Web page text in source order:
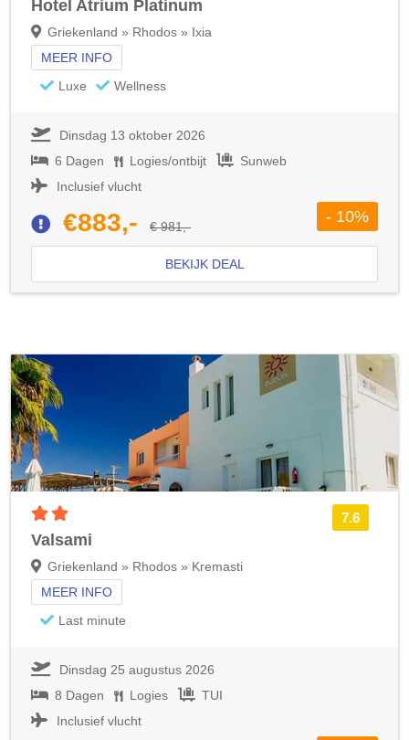
Hotel Atrium Platinum
Griekenland » Rhodos » Ixia
MEER INFO
Luxe
Wellness
Dinsdag 13 oktober 2026
6 Dagen
Logies/ontbijt
Sunweb
Inclusief vlucht
€883,- € 981,-
- 10%
BEKIJK DEAL
7.6
Valsami
Griekenland » Rhodos » Kremasti
MEER INFO
Last minute
Dinsdag 25 augustus 2026
8 Dagen
Logies
TUI
Inclusief vlucht